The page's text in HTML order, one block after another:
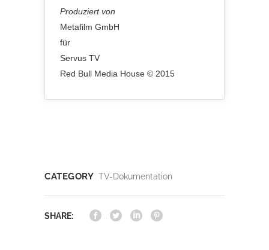
Produziert von
Metafilm GmbH
für
Servus TV
Red Bull Media House © 2015
CATEGORY TV-Dokumentation
SHARE: